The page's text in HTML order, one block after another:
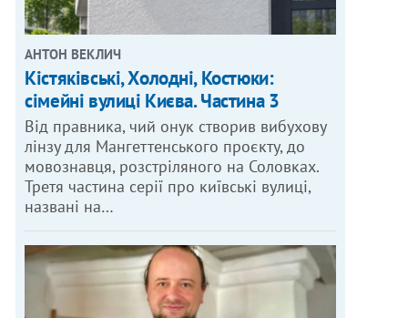
АНТОН ВЕКЛИЧ
Кістяківські, Холодні, Костюки:
сімейні вулиці Києва. Частина 3
Від правника, чий онук створив вибухову
лінзу для Мангеттенського проєкту, до
мовознавця, розстріляного на Соловках.
Третя частина серії про київські вулиці,
названі на…